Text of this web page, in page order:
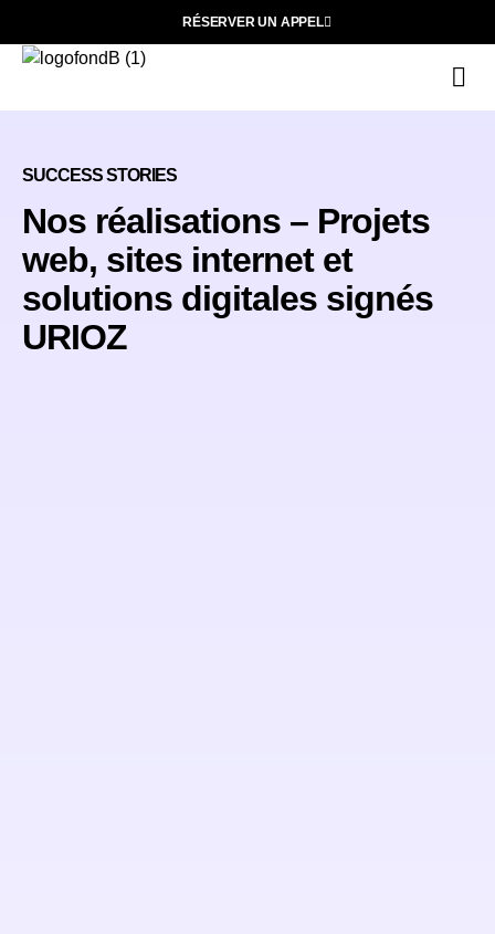
RÉSERVER UN APPEL
SUCCESS STORIES
Nos réalisations – Projets
web, sites internet et
solutions digitales signés
URIOZ